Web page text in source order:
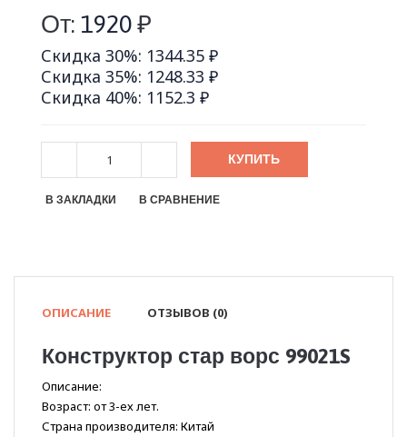
От: 1920₽
Скидка 30%: 1344.35 ₽
Скидка 35%: 1248.33 ₽
Скидка 40%: 1152.3 ₽
КУПИТЬ
В ЗАКЛАДКИ В СРАВНЕНИЕ
ОПИСАНИЕ ОТЗЫВОВ (0)
Конструктор стар ворс 99021S
Описание:
Возраст: от 3-ех лет.
Страна производителя: Китай